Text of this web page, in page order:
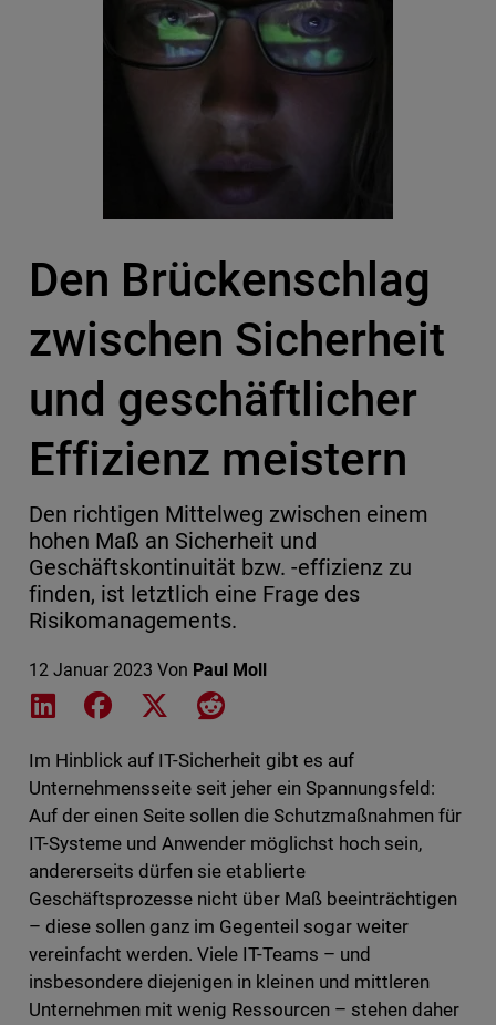
Den Brückenschlag
zwischen Sicherheit
und geschäftlicher
Effizienz meistern
Den richtigen Mittelweg zwischen einem
hohen Maß an Sicherheit und
Geschäftskontinuität bzw. -effizienz zu
finden, ist letztlich eine Frage des
Risikomanagements.
12 Januar 2023 Von Paul Moll
Share on LinkedIn
Share on Facebook
Share on XShare on Reddit
Im Hinblick auf IT-Sicherheit gibt es auf
Unternehmensseite seit jeher ein Spannungsfeld:
Auf der einen Seite sollen die Schutzmaßnahmen für
IT-Systeme und Anwender möglichst hoch sein,
andererseits dürfen sie etablierte
Geschäftsprozesse nicht über Maß beeinträchtigen
– diese sollen ganz im Gegenteil sogar weiter
vereinfacht werden. Viele IT-Teams – und
insbesondere diejenigen in kleinen und mittleren
Unternehmen mit wenig Ressourcen – stehen daher